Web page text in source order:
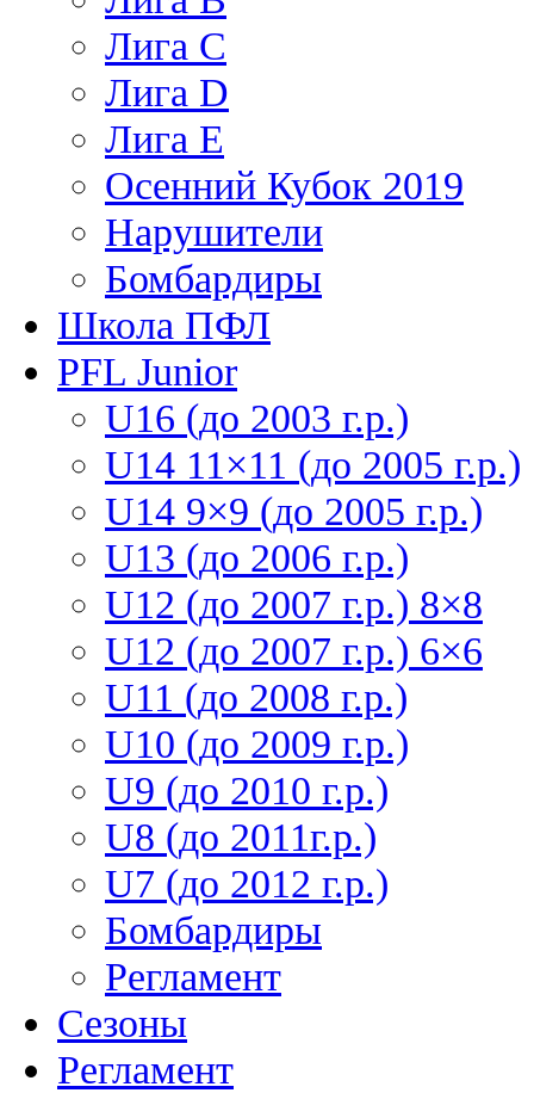
Лига С
Лига D
Лига Е
Осенний Кубок 2019
Нарушители
Бомбардиры
Школа ПФЛ
PFL Junior
U16 (до 2003 г.р.)
U14 11×11 (до 2005 г.р.)
U14 9×9 (до 2005 г.р.)
U13 (до 2006 г.р.)
U12 (до 2007 г.р.) 8×8
U12 (до 2007 г.р.) 6×6
U11 (до 2008 г.р.)
U10 (до 2009 г.р.)
U9 (до 2010 г.р.)
U8 (до 2011г.р.)
U7 (до 2012 г.р.)
Бомбардиры
Регламент
Сезоны
Регламент